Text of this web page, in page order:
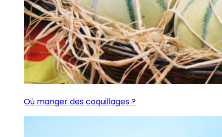
Où manger des coquillages ?